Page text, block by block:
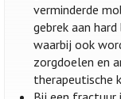
verminderde
gebrek aan
waarbij ook
zorgdoelen en
therapeutische